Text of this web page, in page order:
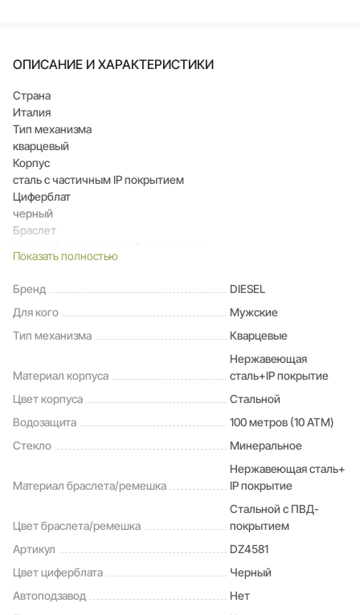
ОПИСАНИЕ И ХАРАКТЕРИСТИКИ
Страна
Италия
Тип механизма
кварцевый
Корпус
сталь с частичным IP покрытием
Циферблат
черный
Браслет
Водозащита
Подсветка
люминесцентные стрелки и метки
Стекло
число
Габаритные размеры
D 51мм, ширина браслета 26мм
Показать полностью
Бренд
DIESEL
Для кого
Мужские
Тип механизма
Кварцевые
Материал корпуса
Нержавеющая
сталь+IP покрытие
Цвет корпуса
Стальной
Водозащита
100 метров (10 ATM)
Стекло
Минеральное
Материал браслета/ремешка
Нержавеющая сталь+
IP покрытие
Цвет браслета/ремешка
Стальной с ПВД-
покрытием
Артикул
DZ4581
Цвет циферблата
Черный
Автоподзавод
Нет